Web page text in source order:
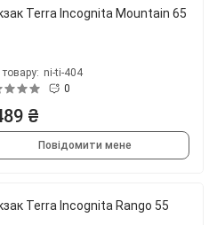
Terra Incognita Mountain 65
ni-ti-404
0
₴
Повідомити мене
Terra Incognita Rango 55